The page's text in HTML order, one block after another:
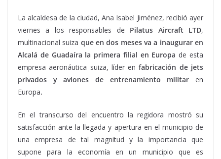
La alcaldesa de la ciudad, Ana Isabel Jiménez, recibió ayer
viernes a los responsables de Pilatus Aircraft LTD,
multinacional suiza que en dos meses va a inaugurar en
Alcalá de Guadaíra la primera filial en Europa de esta
empresa aeronáutica suiza, líder enfabricación de jets
privados y aviones de entrenamiento militar en
Europa.
En el transcurso del encuentro la regidora mostró su
satisfacción ante la llegada y apertura en el municipio de
una empresa de tal magnitud y la importancia que
supone para la economía en un municipio que es